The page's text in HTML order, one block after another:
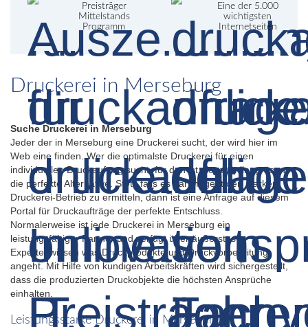
Preisträger
Mittelstands
Programm
Eine der 5.000
wichtigsten
Internetseiten
Druckerei in Merseburg
Suche Druckerei in Merseburg
Jeder der in Merseburg eine Druckerei sucht, der wird hier im
Web eine finden. Wer die optimalste Druckerei für einen
individuellen Druckauftrag sucht, für den ist diese Onlinepräsenz
die perfekte Alternative. Stets falls es darum geht den starken
Druckerei-Betrieb zu ermitteln, dann ist eine Anfrage auf diesem
Portal für Druckaufträge der perfekte Entschluss.
Normalerweise ist jede Druckerei in Merseburg ein
leistungsfähiger Partner und verfügt über äußerstes
Expertenwissen was Druckprodukte und Druckvorbereitung
angeht. Mit Hilfe von kundigen Arbeitskräften wird sichergestellt,
dass die produzierten Druckobjekte die höchsten Ansprüche
einhalten.
Leistungsstarke Druckerei in Merseburg